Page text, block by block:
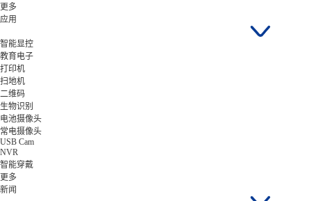
更多
应用
智能显控
教育电子
打印机
扫地机
二维码
生物识别
电池摄像头
常电摄像头
USB Cam
NVR
智能穿戴
更多
新闻